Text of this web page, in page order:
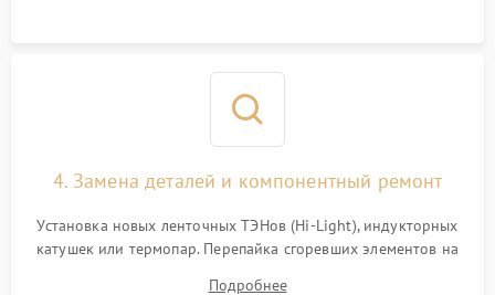
4. Замена деталей и компонентный ремонт
Установка новых ленточных ТЭНов (Hi-Light), индукторных
катушек или термопар. Перепайка сгоревших элементов на
Подробнее